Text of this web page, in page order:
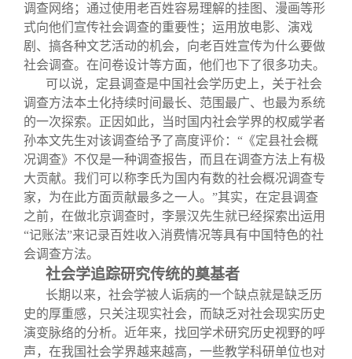
调查网络；通过使用老百姓容易理解的挂图、漫画等形
式向他们宣传社会调查的重要性；运用放电影、演戏
剧、搞各种文艺活动的机会，向老百姓宣传为什么要做
社会调查。在问卷设计等方面，他们也下了很多功夫。
可以说，定县调查是中国社会学历史上，关于社会
调查方法本土化持续时间最长、范围最广、也最为系统
的一次探索。正因如此，当时国内社会学界的权威学者
孙本文先生对该调查给予了高度评价：“《定县社会概
况调查》不仅是一种调查报告，而且在调查方法上有极
大贡献。我们可以称李氏为国内有数的社会概况调查专
家，为在此方面贡献最多之一人。”其实，在定县调查
之前，在做北京调查时，李景汉先生就已经探索出运用
“记账法”来记录百姓收入消费情况等具有中国特色的社
会调查方法。
社会学追踪研究传统的奠基者
长期以来，社会学被人诟病的一个缺点就是缺乏历
史的厚重感，只关注现实社会，而缺乏对社会现实历史
演变脉络的分析。近年来，找回学术研究历史视野的呼
声，在我国社会学界越来越高，一些教学科研单位也对